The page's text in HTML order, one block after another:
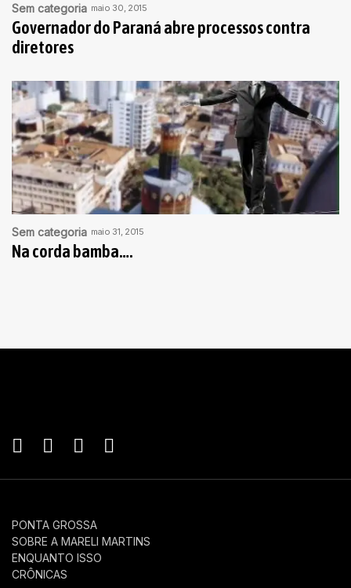
Sem categoria maio 30, 2015
Governador do Paraná abre processos contra
diretores
Sem categoria maio 31, 2015
Na corda bamba….
PONTA GROSSA
SOBRE A MARELI MARTINS
ENQUANTO ISSO
CRÔNICAS